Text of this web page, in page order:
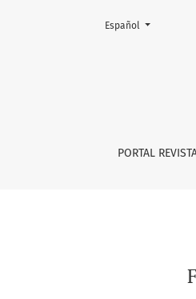
Fragmentación
PORTAL
Cambiar el idioma.
Español